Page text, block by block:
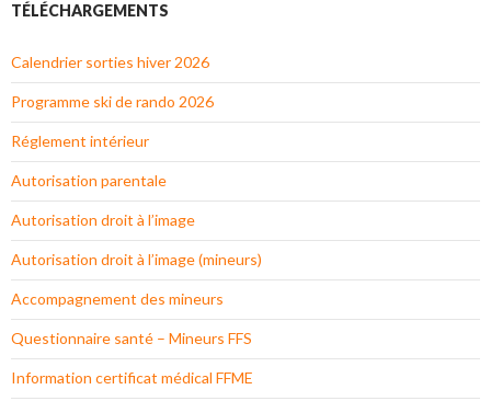
TÉLÉCHARGEMENTS
Calendrier sorties hiver 2026
Programme ski de rando 2026
Réglement intérieur
Autorisation parentale
Autorisation droit à l’image
Autorisation droit à l’image (mineurs)
Accompagnement des mineurs
Questionnaire santé – Mineurs FFS
Information certificat médical FFME